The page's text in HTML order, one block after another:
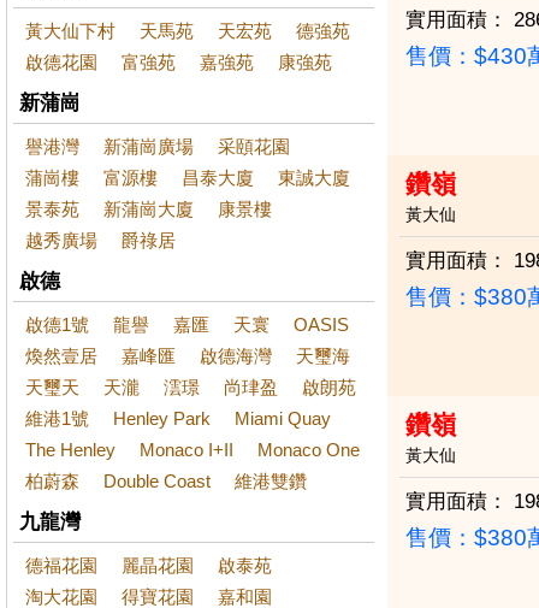
黃大仙下村 天馬苑 天宏苑
德強苑
啟德花園
富強苑 嘉強苑 康強苑
新蒲崗
譽港灣 新蒲崗廣場
采頤花園
蒲崗樓
富源樓 昌泰大廈
東誠大廈
景泰苑
新蒲崗大廈
康景樓
越秀廣場
爵祿居
啟德
啟德1號 龍譽 嘉匯 天寰
OASIS
煥然壹居
嘉峰匯 啟德海灣
天璽海
天璽天
天瀧 澐璟 尚珒盈
啟朗苑
維港1號
Henley Park
Miami Quay
The Henley
Monaco I+II
Monaco One
柏蔚森
Double Coast 維港雙鑽
九龍灣
德福花園 麗晶花園
啟泰苑
淘大花園
得寶花園 嘉和園
實用面積：
售價： $430
鑽嶺
黃大仙
實用面積：
售價： $380
鑽嶺
黃大仙
實用面積：
售價： $380